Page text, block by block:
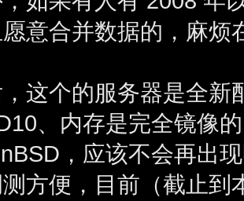
意合并数据的，麻烦
这个的服务器是全新
、内存是完全镜像
，应该不会再出
方便，目前（截止到